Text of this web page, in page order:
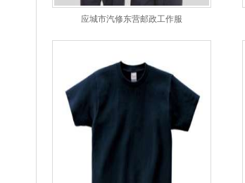
应城市汽修东营邮政工作服